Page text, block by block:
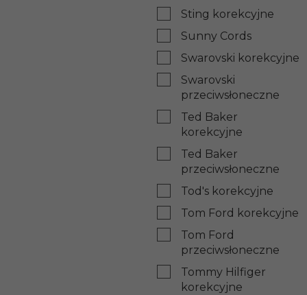
Sting korekcyjne
Sunny Cords
Swarovski korekcyjne
Swarovski
przeciwsłoneczne
Ted Baker
korekcyjne
Ted Baker
przeciwsłoneczne
Tod's korekcyjne
Tom Ford korekcyjne
Tom Ford
przeciwsłoneczne
Tommy Hilfiger
korekcyjne